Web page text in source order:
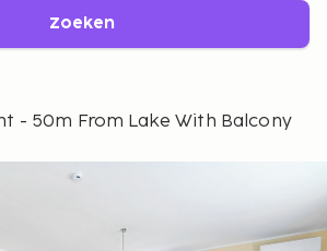
Zoeken
- 50m From Lake With Balcony